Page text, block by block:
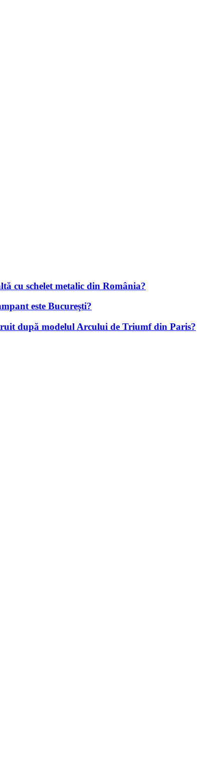
cu schelet metalic din România?
este Bucureşti?
după modelul Arcului de Triumf din Paris?